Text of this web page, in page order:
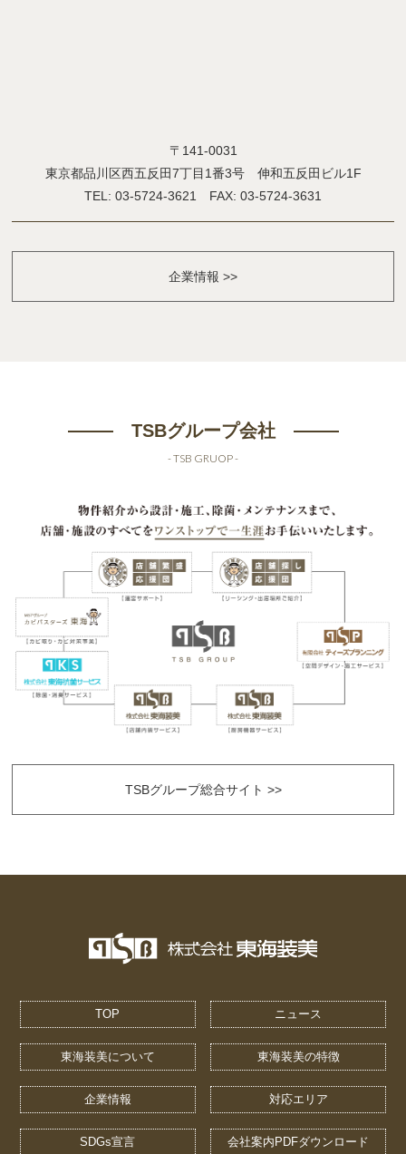
〒141-0031
東京都品川区西五反田7丁目1番3号 伸和五反田ビル1F
TEL: 03-5724-3621 FAX: 03-5724-3631
企業情報 >>
TSBグループ会社
- TSB GRUOP -
TSBグループ総合サイト >>
TOP ニュース
東海装美について 東海装美の特徴
企業情報 対応エリア
SDGs宣言 会社案内PDFダウンロード